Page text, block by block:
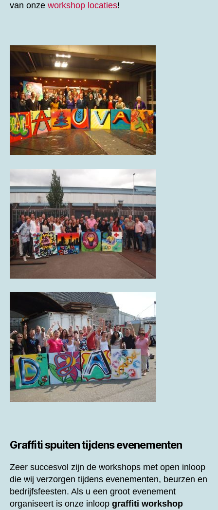
van onze workshop locaties!
Graffiti spuiten tijdens evenementen
Zeer succesvol zijn de workshops met open inloop
die wij verzorgen tijdens evenementen, beurzen en
bedrijfsfeesten. Als u een groot evenement
organiseert is onze inloop graffiti workshop